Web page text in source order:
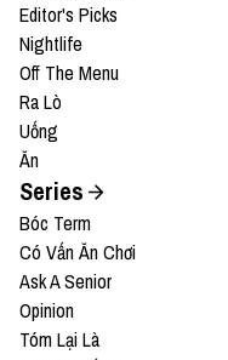
Editor's Picks
Nightlife
Off The Menu
Ra Lò
Uống
Ăn
Series
Bóc Term
Có Vấn Ăn Chơi
Ask A Senior
Opinion
Tóm Lại Là